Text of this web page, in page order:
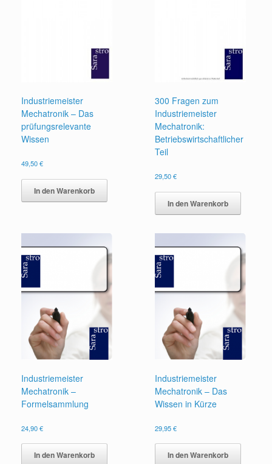
Industriemeister
Mechatronik – Das
prüfungsrelevante
Wissen
49,50€
In den Warenkorb
300 Fragen zum
Industriemeister
Mechatronik:
Betriebswirtschaftlicher
Teil
29,50€
In den Warenkorb
Industriemeister
Mechatronik –
Formelsammlung
24,90€
In den Warenkorb
Industriemeister
Mechatronik – Das
Wissen in Kürze
29,95€
In den Warenkorb